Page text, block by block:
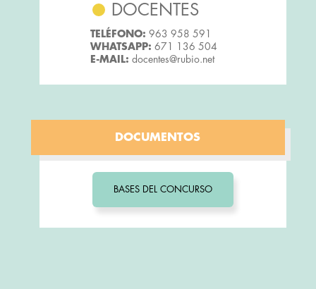
DOCENTES
TELÉFONO: 963 958 591
WHATSAPP: 671 136 504
E-MAIL: docentes@rubio.net
DOCUMENTOS
BASES DEL CONCURSO